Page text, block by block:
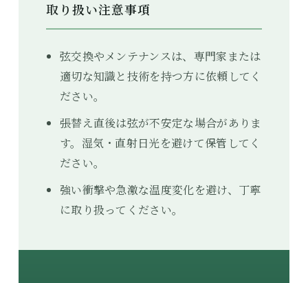
取り扱い注意事項
弦交換やメンテナンスは、専門家または
適切な知識と技術を持つ方に依頼してく
ださい。
張替え直後は弦が不安定な場合がありま
す。湿気・直射日光を避けて保管してく
ださい。
強い衝撃や急激な温度変化を避け、丁寧
に取り扱ってください。